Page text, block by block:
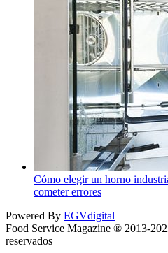
Cómo elegir un horno
cometer errores
Powered By EGVdigital
Food Service Magazine ® 2013-
reservados